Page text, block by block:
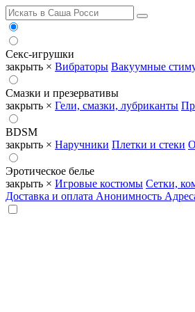
Секс-игрушки
закрыть × Вибраторы Вакуумные
Смазки и презервативы
закрыть × Гели, смазки, лубриканты
BDSM
закрыть × Наручники Плетки и стеки
Эротическое белье
закрыть × Игровые костюмы Сетки,
Доставка и оплата Анонимность